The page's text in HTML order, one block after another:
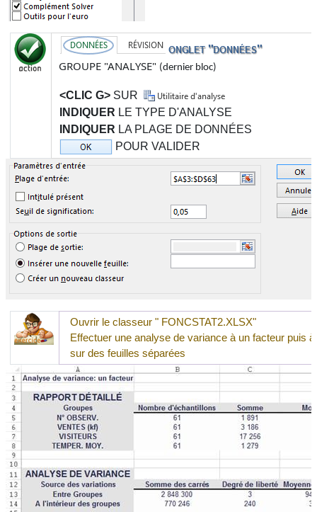
GROUPE "ANALYSE" (dernier bloc)
<CLIC G>SUR
INDIQUER LE TYPE D'ANALYSE
INDIQUER LA PLAGE DE DONNÉES
POUR VALIDER
Ouvrir le classeur " FONCSTAT2.XLSX"
Effectuer une analyse de variance à un facteur puis
sur des feuilles séparées